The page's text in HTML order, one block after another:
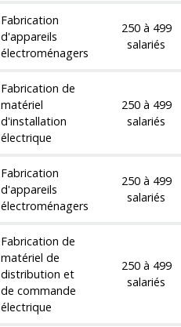
Fabrication
d'appareils
électroménagers
250 à 499
salariés
Fabrication de
matériel
d'installation
électrique
250 à 499
salariés
Fabrication
d'appareils
électroménagers
250 à 499
salariés
Fabrication de
matériel de
distribution et
de commande
électrique
250 à 499
salariés